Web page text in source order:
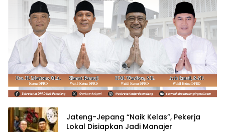
Jateng-Jepang “Naik Kelas”, Pekerja
Lokal Disiapkan Jadi Manajer